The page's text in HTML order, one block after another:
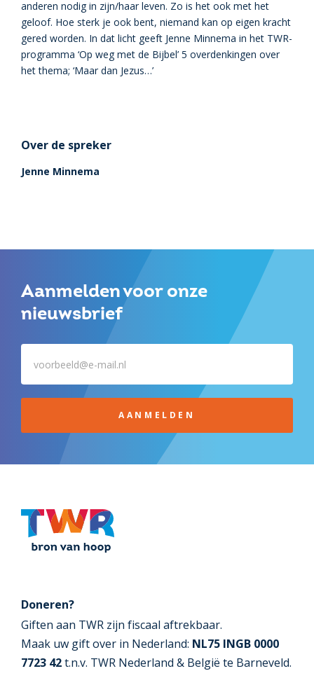
anderen nodig in zijn/haar leven. Zo is het ook met het
geloof. Hoe sterk je ook bent, niemand kan op eigen kracht
gered worden. In dat licht geeft Jenne Minnema in het TWR-
programma ‘Op weg met de Bijbel’ 5 overdenkingen over
het thema; ‘Maar dan Jezus…’
Over de spreker
Jenne Minnema
Aanmelden voor onze
nieuwsbrief
AANMELDEN
Doneren?
Giften aan TWR zijn fiscaal aftrekbaar.
Maak uw gift over in Nederland: NL75 INGB 0000
7723 42t.n.v. TWR Nederland & België te Barneveld.